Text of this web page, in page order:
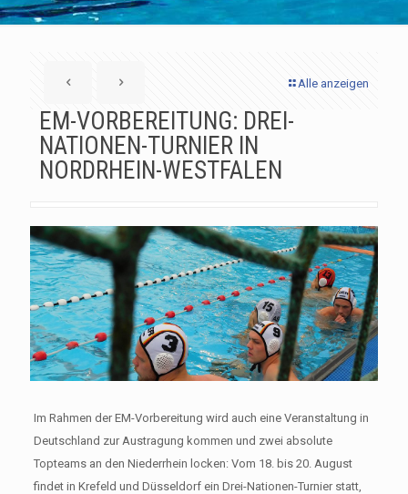
Alle anzeigen
EM-VORBEREITUNG: DREI-
NATIONEN-TURNIER IN
NORDRHEIN-WESTFALEN
Im Rahmen der EM-Vorbereitung wird auch eine Veranstaltung in
Deutschland zur Austragung kommen und zwei absolute
Topteams an den Niederrhein locken: Vom 18. bis 20. August
findet in Krefeld und Düsseldorf ein Drei-Nationen-Turnier statt,